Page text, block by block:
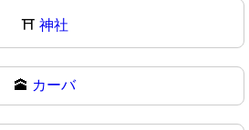
⛩ 神社
🕋 カーバ